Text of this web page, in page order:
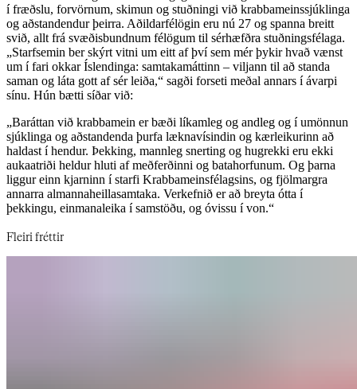
í fræðslu, forvörnum, skimun og stuðningi við krabbameinssjúklinga
og aðstandendur þeirra. Aðildarfélögin eru nú 27 og spanna breitt
svið, allt frá svæðisbundnum félögum til sérhæfðra stuðningsfélaga.
„Starfsemin ber skýrt vitni um eitt af því sem mér þykir hvað vænst
um í fari okkar Íslendinga: samtakamáttinn – viljann til að standa
saman og láta gott af sér leiða,“ sagði forseti meðal annars í ávarpi
sínu. Hún bætti síðar við: ​​​​‌ ‍ ​‍​‍‌‍ ‌ ​‍‌‍‍‌‌‍‌ ‌‍‍‌‌‍ ‍​‍​‍​ ‍‍​‍​‍‌ ​ ‌‍​‌‌‍ ‍‌‍‍‌‌ ‌​‌ ‍‌​‍ ‍‌‍‍‌‌‍ ​‍​‍​‍ ​​‍​‍‌‍‍​‌ ​‍‌‍‌‌‌‍‌‍​‍​‍​ ‍‍​‍​‍‌‍‍​‌ ‌​‌ ‌​‌ ​​‌ ​ ​‍ ​‍ ‌‍‌‍‌‍ ‌ ​‍‌ ​ ‌‍‌‌‌ ‌​‌‍‍‌​‍ ‌‌‍‍‌‌ ​ ‌‍ ​‌‍​‌‌‍ ‍‌‍‌​‌ ​ ​‍ ‍‌ ‌‍‌‍‌‌‌ ​‍‌‍​ ‌‍‌‌‌‍ ​​‍ ‍‌‍​‌‌ ​​‌ ​​​‍ ‌ ​ ‌ ‌​‌ ‌‌‌‍‌​‌‍‍‌‌‍ ​‍ ‌‍‍‌‌‍ ‍‌ ‌​‌‍‌‌‌‍ ‍‌ ‌​​‍ ‌‍‌‌‌‍‌​‌‍‍‌‌ ‌​​‍ ‌‍ ‌‌‍ ‌‍‌​‌‍‌‌​ ‌‌ ​​‌ ​‍‌‍‌‌‌ ​ ‌‍‌‌‌‍ ‍‌ ‌​‌‍​‌‌ ‌​‌‍‍‌‌‍ ‌‍ ‍​ ‍ ‌‍‍‌‌‍‌​​ ‌​ ​​​ ‍‌​ ‍‌​ ‌‍​ ‍​​ ​ ​ ‌​‌‍​‍​‍ ‌​ ‌‌‌‍​ ‌‍‌‍​ ‍‌​‍ ‌​ ‌​​ ‌‍​ ‍‌​ ​‌​‍ ‌​ ‍​​ ‌‌​ ​ ​ ​​​‍ ‌‌‍‌​​ ‍‌​ ​ ‌‍​ ​ ​‍​ ‌ ‌‍​ ​ ‍​‌‍‌‌‌‍‌‌​ ​​​ ‌‌​ ‍ ‌ ‌​‌ ‍‌‌ ​​‌‍‌‌​ ‌‌‍ ‍‌‍‌‌‌ ‌ ‌ ​ ​ ‍ ‌ ​​‌‍​‌‌ ‌​‌‍‍​​ ‌‌ ​​‌‍​‌‌‍‌ ‌‍‌‌‌​​‍‌ ‌‌‌‍‍‌‌‍ ​‌‍‌​‌‍‌‌‌ ​‍​‍‌‌​ ‌‌‌​​‍‌‌ ‌‍‍ ‌‍‌‌‌ ‍‌​‍‌‌​ ​ ‌​‌​​‍‌‌​ ​ ‌​‌​​‍‌‌​ ​‍​ ​‍​ ‌ ​ ​‌‌‍‌‍​ ‍‌​ ‌‍​ ​‌‌‍‌‌‌‍​‌‌‍​‌​ ‍​​ ​‌​ ​ ​‍‌‌​ ​‍​ ​‍​‍‌‌​ ‌‌‌​‌​​‍ ‍‌‍​ ‌‍ ‌‍ ‍‌ ‌​‌‍‌‌‌‍ ‍‌ ‌​​‍‌‌​ ‌‌‌​​‍‌‌ ‌‍‍ ‌‍‌‌‌ ‍‌​‍‌‌​ ​ ‌​‌​​‍‌‌​ ​ ‌​‌​​‍‌‌​ ​‍​ ​‍‌‍​‌​ ‌​‌‍​ ​ ‌‌​ ‍‌​ ‌​​ ​‌‌‍​‌‌‍‌‍‌‍‌‌‌‍​‍‌‍​‍​‍‌‌​ ​‍​ ​‍​‍‌‌​ ‌‌‌​‌​​‍ ‍‌‍​ ‌‍‍​‌‍‍‌‌‍ ​‌‍‌​‌ ​‍‌‍‌‌‌‍ ‍​‍‌‌​ ‌‌‌​​‍‌‌ ‌‍‍ ‌‍‌‌‌ ‍‌​‍‌‌​ ​ ‌​‌​​‍‌‌​ ​ ‌​‌​​‍‌‌​ ​‍​ ​‍​ ​‌​ ‌ ​ ‌​​ ​​​ ​ ​ ​‌​ ‌​‌‍‌‍​ ‌​​ ‌ ‌‍‌‍‌‍​‌​‍‌‌​ ​‍​ ​‍​‍‌‌​ ‌‌‌​‌​​‍ ‍‌ ‌​‌‍‌‌‌ ‍​‌ ‌​​ ‌‍​‍‌‍​‌‌ ​ ‌‍‌‌‌‌‌‌‌ ​‍‌‍ ​​ ‌‌‍‍​‌ ‌​‌ ‌​‌ ​​‌ ​ ​‍‌‌​ ​‍‌​‌‍​‍‌‌​ ​‍‌​‌‍‌‍‌‍‌‍ ‌ ​‍‌ ​ ‌‍‌‌‌ ‌​‌‍‍‌​‍ ‌‌‍‍‌‌ ​ ‌‍ ​‌‍​‌‌‍ ‍‌‍‌​‌ ​ ​‍ ‍‌ ‌‍‌‍‌‌‌ ​‍‌‍​ ‌‍‌‌‌‍ ​​‍ ‍‌‍​‌‌ ​​‌ ​​​‍‌‌​ ​‍‌​‌‍‌ ​ ‌ ‌​‌ ‌‌‌‍‌​‌‍‍‌‌‍ ​‍‌‍‌‍‍‌‌‍‌​​ ‌​ ​​​ ‍‌​ ‍‌​ ‌‍​ ‍​​ ​ ​ ‌​‌‍​‍​‍ ‌​ ‌‌‌‍​ ‌‍‌‍​ ‍‌​‍ ‌​ ‌​​ ‌‍​ ‍‌​ ​‌​‍ ‌​ ‍​​ ‌‌​ ​ ​ ​​​‍ ‌‌‍‌​​ ‍‌​ ​ ‌‍​ ​ ​‍​ ‌ ‌‍​ ​ ‍​‌‍‌‌‌‍‌‌​ ​​​ ‌‌​‍‌‍‌ ‌​‌ ‍‌‌ ​​‌‍‌‌​ ‌‌‍ ‍‌‍‌‌‌ ‌ ‌ ​ ​‍‌‍‌ ​​‌‍​‌‌ ‌​‌‍‍​​ ‌‌ ​​‌‍​‌‌‍‌ ‌‍‌‌‌​​‍‌ ‌‌‌‍‍‌‌‍ ​‌‍‌​‌‍‌‌‌ ​‍​‍‌‌​ ‌‌‌​​‍‌‌ ‌‍‍ ‌‍‌‌‌ ‍‌​‍‌‌​ ​ ‌​‌​​‍‌‌​ ​ ‌​‌​​‍‌‌​ ​‍​ ​‍​ ‌ ​ ​‌‌‍‌‍​ ‍‌​ ‌‍​ ​‌‌‍‌‌‌‍​‌‌‍​‌​ ‍​​ ​‌​ ​ ​‍‌‌​ ​‍​ ​‍​‍‌‌​ ‌‌‌​‌​​‍ ‍‌‍​ ‌‍ ‌‍ ‍‌ ‌​‌‍‌‌‌‍ ‍‌ ‌​​‍‌‌​ ‌‌‌​​‍‌‌ ‌‍‍ ‌‍‌‌‌ ‍‌​‍‌‌​ ​ ‌​‌​​‍‌‌​ ​ ‌​‌​​‍‌‌​ ​‍​ ​‍‌‍​‌​ ‌​‌‍​ ​ ‌‌​ ‍‌​ ‌​​ ​‌‌‍​‌‌‍‌‍‌‍‌‌‌‍​‍‌‍​‍​‍‌‌​ ​‍​ ​‍​‍‌‌​ ‌‌‌​‌​​‍ ‍‌‍​ ‌‍‍​‌‍‍‌‌‍ ​‌‍‌​‌ ​‍‌‍‌‌‌‍ ‍​‍‌‌​ ‌‌‌​​‍‌‌ ‌‍‍ ‌‍‌‌‌ ‍‌​‍‌‌​ ​ ‌​‌​​‍‌‌​ ​ ‌​‌​​‍‌‌​ ​‍​ ​‍​ ​‌​ ‌ ​ ‌​​ ​​​ ​ ​ ​‌​ ‌​‌‍‌‍​ ‌​​ ‌ ‌‍‌‍‌‍​‌​‍‌‌​ ​‍​ ​‍​‍‌‌​ ‌‌‌​‌​​‍ ‍‌ ‌​‌‍‌‌‌ ‍​‌ ‌​​‍‌‍‌ ​​‌‍‌‌‌ ​‍‌ ​ ‌ ​​‌‍‌‌‌‍​ ‌ ‌​‌‍‍‌‌ ‌‍‌‍‌‌​ ‌‌ ​​‌ ‌‌‌‍​‍‌‍ ​‌‍‍‌‌ ​ ‌‍‍​‌‍‌‌‌‍‌​​‍​‍‌ ‌
„Baráttan við krabbamein er bæði líkamleg og andleg og í umönnun
sjúklinga og aðstandenda þurfa læknavísindin og kærleikurinn að
haldast í hendur. Þekking, mannleg snerting og hugrekki eru ekki
aukaatriði heldur hluti af meðferðinni og batahorfunum. Og þarna
liggur einn kjarninn í starfi Krabbameinsfélagsins, og fjölmargra
annarra almannaheillasamtaka. Verkefnið er að breyta ótta í
þekkingu, einmanaleika í samstöðu, og óvissu í von.“​​​​‌ ‍ ​‍​‍‌‍ ‌ ​‍‌‍‍‌‌‍‌ ‌‍‍‌‌‍ ‍​‍​‍​ ‍‍​‍​‍‌ ​ ‌‍​‌‌‍ ‍‌‍‍‌‌ ‌​‌ ‍‌​‍ ‍‌‍‍‌‌‍ ​‍​‍​‍ ​​‍​‍‌‍‍​‌ ​‍‌‍‌‌‌‍‌‍​‍​‍​ ‍‍​‍​‍‌‍‍​‌ ‌​‌ ‌​‌ ​​‌ ​ ​‍ ​‍ ‌‍‌‍‌‍ ‌ ​‍‌ ​ ‌‍‌‌‌ ‌​‌‍‍‌​‍ ‌‌‍‍‌‌ ​ ‌‍ ​‌‍​‌‌‍ ‍‌‍‌​‌ ​ ​‍ ‍‌ ‌‍‌‍‌‌‌ ​‍‌‍​ ‌‍‌‌‌‍ ​​‍ ‍‌‍​‌‌ ​​‌ ​​​‍ ‌ ​ ‌ ‌​‌ ‌‌‌‍‌​‌‍‍‌‌‍ ​‍ ‌‍‍‌‌‍ ‍‌ ‌​‌‍‌‌‌‍ ‍‌ ‌​​‍ ‌‍‌‌‌‍‌​‌‍‍‌‌ ‌​​‍ ‌‍ ‌‌‍ ‌‍‌​‌‍‌‌​ ‌‌ ​​‌ ​‍‌‍‌‌‌ ​ ‌‍‌‌‌‍ ‍‌ ‌​‌‍​‌‌ ‌​‌‍‍‌‌‍ ‌‍ ‍​ ‍ ‌‍‍‌‌‍‌​​ ‌​ ​​​ ‍‌​ ‍‌​ ‌‍​ ‍​​ ​ ​ ‌​‌‍​‍​‍ ‌​ ‌‌‌‍​ ‌‍‌‍​ ‍‌​‍ ‌​ ‌​​ ‌‍​ ‍‌​ ​‌​‍ ‌​ ‍​​ ‌‌​ ​ ​ ​​​‍ ‌‌‍‌​​ ‍‌​ ​ ‌‍​ ​ ​‍​ ‌ ‌‍​ ​ ‍​‌‍‌‌‌‍‌‌​ ​​​ ‌‌​ ‍ ‌ ‌​‌ ‍‌‌ ​​‌‍‌‌​ ‌‌‍ ‍‌‍‌‌‌ ‌ ‌ ​ ​ ‍ ‌ ​​‌‍​‌‌ ‌​‌‍‍​​ ‌‌ ​​‌‍​‌‌‍‌ ‌‍‌‌‌​​‍‌ ‌‌‌‍‍‌‌‍ ​‌‍‌​‌‍‌‌‌ ​‍​‍‌‌​ ‌‌‌​​‍‌‌ ‌‍‍ ‌‍‌‌‌ ‍‌​‍‌‌​ ​ ‌​‌​​‍‌‌​ ​ ‌​‌​​‍‌‌​ ​‍​ ​‍​ ‌ ​ ​‌‌‍‌‍​ ‍‌​ ‌‍​ ​‌‌‍‌‌‌‍​‌‌‍​‌​ ‍​​ ​‌​ ​ ​‍‌‌​ ​‍​ ​‍​‍‌‌​ ‌‌‌​‌​​‍ ‍‌‍​ ‌‍ ‌‍ ‍‌ ‌​‌‍‌‌‌‍ ‍‌ ‌​​‍‌‌​ ‌‌‌​​‍‌‌ ‌‍‍ ‌‍‌‌‌ ‍‌​‍‌‌​ ​ ‌​‌​​‍‌‌​ ​ ‌​‌​​‍‌‌​ ​‍​ ​‍​ ‍‌‌‍​ ​ ‍‌​ ‌ ‌‍‌​‌‍​‍​ ‌‍‌‍​‍‌‍​ ‌‍‌‌‌‍​ ​ ‌ ​‍‌‌​ ​‍​ ​‍​‍‌‌​ ‌‌‌​‌​​‍ ‍‌‍​ ‌‍‍​‌‍‍‌‌‍ ​‌‍‌​‌ ​‍‌‍‌‌‌‍ ‍​‍‌‌​ ‌‌‌​​‍‌‌ ‌‍‍ ‌‍‌‌‌ ‍‌​‍‌‌​ ​ ‌​‌​​‍‌‌​ ​ ‌​‌​​‍‌‌​ ​‍​ ​‍‌‍​‌​ ​ ​ ​ ​ ‌‌‌‍​ ​ ‌​​ ‍‌​ ‌‌​ ‌​​ ​ ‌‍​‍​ ‍‌​‍‌‌​ ​‍​ ​‍​‍‌‌​ ‌‌‌​‌​​‍ ‍‌ ‌​‌‍‌‌‌ ‍​‌ ‌​​ ‌‍​‍‌‍​‌‌ ​ ‌‍‌‌‌‌‌‌‌ ​‍‌‍ ​​ ‌‌‍‍​‌ ‌​‌ ‌​‌ ​​‌ ​ ​‍‌‌​ ​‍‌​‌‍​‍‌‌​ ​‍‌​‌‍‌‍‌‍‌‍ ‌ ​‍‌ ​ ‌‍‌‌‌ ‌​‌‍‍‌​‍ ‌‌‍‍‌‌ ​ ‌‍ ​‌‍​‌‌‍ ‍‌‍‌​‌ ​ ​‍ ‍‌ ‌‍‌‍‌‌‌ ​‍‌‍​ ‌‍‌‌‌‍ ​​‍ ‍‌‍​‌‌ ​​‌ ​​​‍‌‌​ ​‍‌​‌‍‌ ​ ‌ ‌​‌ ‌‌‌‍‌​‌‍‍‌‌‍ ​‍‌‍‌‍‍‌‌‍‌​​ ‌​ ​​​ ‍‌​ ‍‌​ ‌‍​ ‍​​ ​ ​ ‌​‌‍​‍​‍ ‌​ ‌‌‌‍​ ‌‍‌‍​ ‍‌​‍ ‌​ ‌​​ ‌‍​ ‍‌​ ​‌​‍ ‌​ ‍​​ ‌‌​ ​ ​ ​​​‍ ‌‌‍‌​​ ‍‌​ ​ ‌‍​ ​ ​‍​ ‌ ‌‍​ ​ ‍​‌‍‌‌‌‍‌‌​ ​​​ ‌‌​‍‌‍‌ ‌​‌ ‍‌‌ ​​‌‍‌‌​ ‌‌‍ ‍‌‍‌‌‌ ‌ ‌ ​ ​‍‌‍‌ ​​‌‍​‌‌ ‌​‌‍‍​​ ‌‌ ​​‌‍​‌‌‍‌ ‌‍‌‌‌​​‍‌ ‌‌‌‍‍‌‌‍ ​‌‍‌​‌‍‌‌‌ ​‍​‍‌‌​ ‌‌‌​​‍‌‌ ‌‍‍ ‌‍‌‌‌ ‍‌​‍‌‌​ ​ ‌​‌​​‍‌‌​ ​ ‌​‌​​‍‌‌​ ​‍​ ​‍​ ‌ ​ ​‌‌‍‌‍​ ‍‌​ ‌‍​ ​‌‌‍‌‌‌‍​‌‌‍​‌​ ‍​​ ​‌​ ​ ​‍‌‌​ ​‍​ ​‍​‍‌‌​ ‌‌‌​‌​​‍ ‍‌‍​ ‌‍ ‌‍ ‍‌ ‌​‌‍‌‌‌‍ ‍‌ ‌​​‍‌‌​ ‌‌‌​​‍‌‌ ‌‍‍ ‌‍‌‌‌ ‍‌​‍‌‌​ ​ ‌​‌​​‍‌‌​ ​ ‌​‌​​‍‌‌​ ​‍​ ​‍​ ‍‌‌‍​ ​ ‍‌​ ‌ ‌‍‌​‌‍​‍​ ‌‍‌‍​‍‌‍​ ‌‍‌‌‌‍​ ​ ‌ ​‍‌‌​ ​‍​ ​‍​‍‌‌​ ‌‌‌​‌​​‍ ‍‌‍​ ‌‍‍​‌‍‍‌‌‍ ​‌‍‌​‌ ​‍‌‍‌‌‌‍ ‍​‍‌‌​ ‌‌‌​​‍‌‌ ‌‍‍ ‌‍‌‌‌ ‍‌​‍‌‌​ ​ ‌​‌​​‍‌‌​ ​ ‌​‌​​‍‌‌​ ​‍​ ​‍‌‍​‌​ ​ ​ ​ ​ ‌‌‌‍​ ​ ‌​​ ‍‌​ ‌‌​ ‌​​ ​ ‌‍​‍​ ‍‌​‍‌‌​ ​‍​ ​‍​‍‌‌​ ‌‌‌​‌​​‍ ‍‌ ‌​‌‍‌‌‌ ‍​‌ ‌​​‍‌‍‌ ​​‌‍‌‌‌ ​‍‌ ​ ‌ ​​‌‍‌‌‌‍​ ‌ ‌​‌‍‍‌‌ ‌‍‌‍‌‌​ ‌‌ ​​‌ ‌‌‌‍​‍‌‍ ​‌‍‍‌‌ ​ ‌‍‍​‌‍‌‌‌‍‌​​‍​‍‌ ‌
Fleiri fréttir